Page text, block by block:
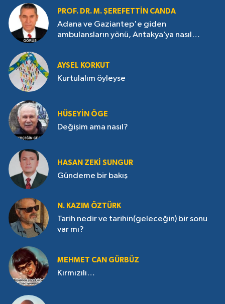
PROF. DR. M. ŞEREFETTIN CANDA
Adana ve Gaziantep'e giden
ambulansların yönü, Antakya’ya nasıl
AYSEL KORKUT
Kurtulalım öyleyse
HÜSEYIN ÖGE
Değişim ama nasıl?
HASAN ZEKI SUNGUR
Gündeme bir bakış
N. KAZIM ÖZTÜRK
Tarih nedir ve tarihin(geleceğin) bir sonu
var mı?
MEHMET CAN GÜRBÜZ
Kırmızılı…